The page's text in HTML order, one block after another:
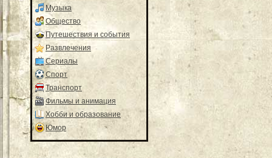
Музыка
Общество
Путешествия и события
Развлечения
Сериалы
Спорт
Транспорт
Фильмы и анимация
Хобби и образование
Юмор